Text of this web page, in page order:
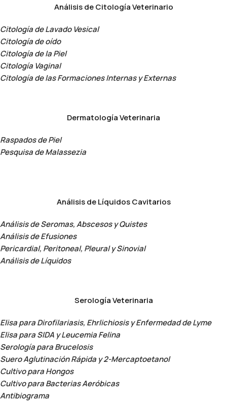
Análisis de Citología Veterinario
Citología de Lavado Vesical
Citología de oído
Citología de la Piel
Citología Vaginal
Citología de las Formaciones Internas y Externas
Dermatología Veterinaria
Raspados de Piel
Pesquisa de Malassezia
Análisis de Líquidos Cavitarios
Análisis de Seromas, Abscesos y Quistes
Análisis de Efusiones
Pericardial, Peritoneal, Pleural y Sinovial
Análisis de Líquidos
Serología Veterinaria
Elisa para Dirofilariasis, Ehrlichiosis y Enfermedad de Lyme
Elisa para SIDA y Leucemia Felina
Serología para Brucelosis
Suero Aglutinación Rápida y 2-Mercaptoetanol
Cultivo para Hongos
Cultivo para Bacterias Aeróbicas
Antibiograma